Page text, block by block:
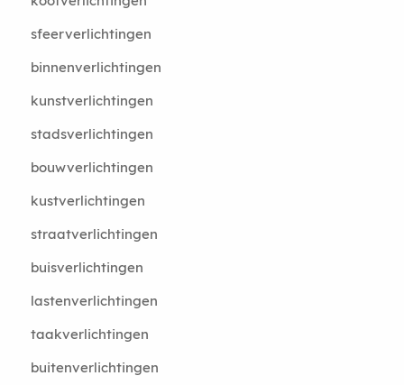
sfeerverlichtingen
binnenverlichtingen
kunstverlichtingen
stadsverlichtingen
bouwverlichtingen
kustverlichtingen
straatverlichtingen
buisverlichtingen
lastenverlichtingen
taakverlichtingen
buitenverlichtingen